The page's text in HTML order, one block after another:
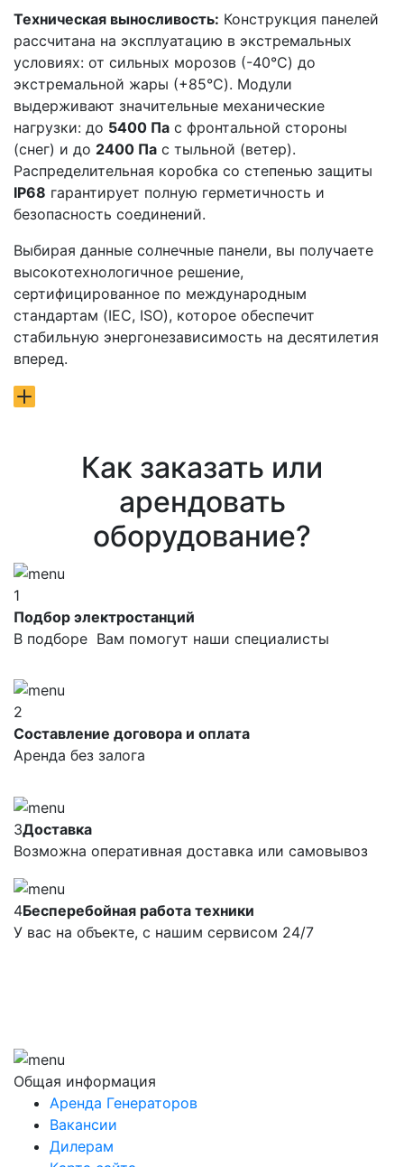
Техническая выносливость: Конструкция панелей
рассчитана на эксплуатацию в экстремальных
условиях: от сильных морозов (-40°C) до
экстремальной жары (+85°C). Модули
выдерживают значительные механические
нагрузки: до 5400 Па с фронтальной стороны
(снег) и до 2400 Па с тыльной (ветер).
Распределительная коробка со степенью защиты
IP68 гарантирует полную герметичность и
безопасность соединений.
Выбирая данные солнечные панели, вы получаете
высокотехнологичное решение,
сертифицированное по международным
стандартам (IEC, ISO), которое обеспечит
стабильную энергонезависимость на десятилетия
вперед.
Как заказать или
арендовать
оборудование?
1
Подбор электростанций
В подборе Вам помогут наши специалисты
2
Составление договора и оплата
Аренда без залога
3Доставка
Возможна оперативная доставка или самовывоз
4Бесперебойная работа техники
У вас на объекте, с нашим сервисом 24/7
Общая информация
Аренда Генераторов
Вакансии
Дилерам